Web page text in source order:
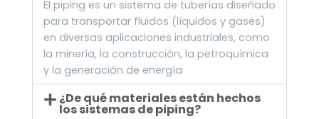
El piping es un sistema de tuberías diseñado
para transportar fluidos (líquidos y gases)
en diversas aplicaciones industriales, como
la minería, la construcción, la petroquímica
y la generación de energía
¿De qué materiales están hechos
los sistemas de piping?